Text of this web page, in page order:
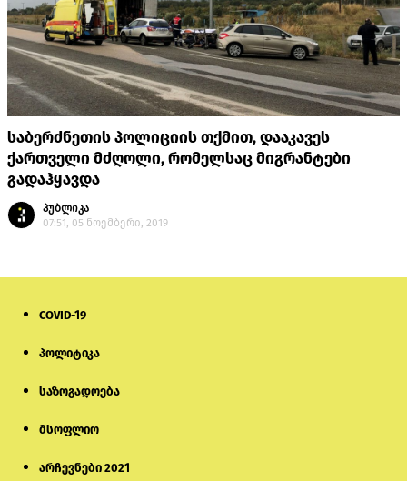
საბერძნეთის პოლიციის თქმით, დააკავეს
ქართველი მძღოლი, რომელსაც მიგრანტები
გადაჰყავდა
პუბლიკა
07:51, 05 ნოემბერი, 2019
COVID-19
პოლიტიკა
საზოგადოება
მსოფლიო
არჩევნები 2021